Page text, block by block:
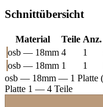
Schnittübersicht
Material Teile Anz.
osb — 18mm 4 1
osb — 18mm 1 1
osb — 18mm — 1 Platte
Platte 1 — 4 Teile